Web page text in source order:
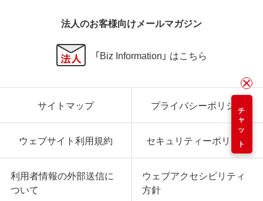
チャット
法人のお客様向けメールマガジン
「Biz Information」 はこちら
サイトマップ プライバシーポリシー
ウェブサイト利用規約 セキュリティーポリシー
利用者情報の外部送信に
ついて
ウェブアクセシビリティ
方針